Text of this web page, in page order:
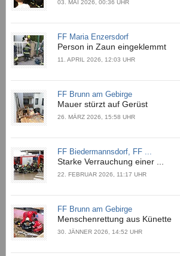
03. MAI 2026, 00:36 UHR
FF Maria Enzersdorf
Person in Zaun eingeklemmt
11. APRIL 2026, 12:03 UHR
FF Brunn am Gebirge
Mauer stürzt auf Gerüst
26. MÄRZ 2026, 15:58 UHR
FF Biedermannsdorf, FF ...
Starke Verrauchung einer ...
22. FEBRUAR 2026, 11:17 UHR
FF Brunn am Gebirge
Menschenrettung aus Künette
30. JÄNNER 2026, 14:52 UHR